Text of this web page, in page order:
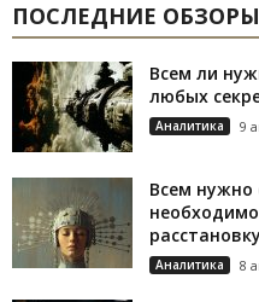
ПОСЛЕДНИЕ ОБЗОРЫ
Всем ли
любых
Аналитика 9
Всем нужно
Аналитика 8